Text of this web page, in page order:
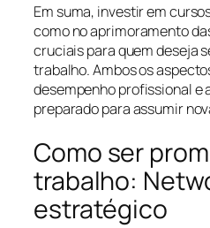
Em suma, investir em
como no aprimoramento
cruciais para quem deseja
trabalho. Ambos os
desempenho profissional e
preparado para assumir
Como ser
trabalho:
estratégico